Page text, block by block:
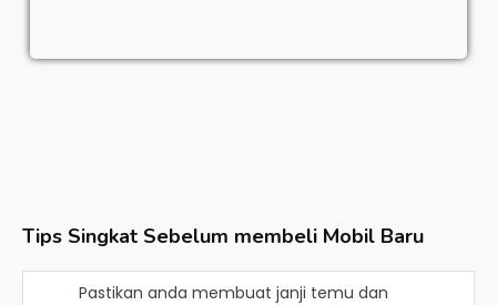
Tips Singkat Sebelum membeli Mobil Baru
Pastikan anda membuat janji temu dan